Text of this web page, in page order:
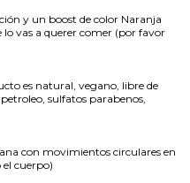
y un boost de color Naranja
lo vas a querer comer (por favor
es natural, vegano, libre de
sulfatos parabenos,
con movimientos circulares en
cuerpo)